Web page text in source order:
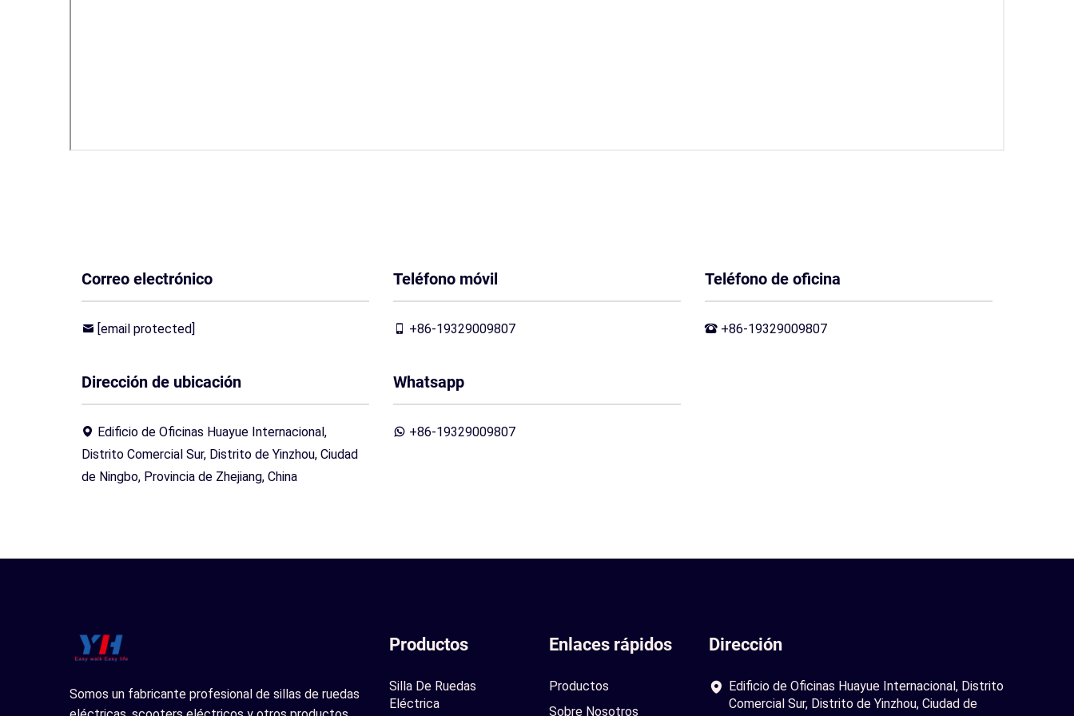
Correo electrónico
[email protected]
Teléfono móvil
+86-19329009807
Teléfono de oficina
+86-19329009807
Dirección de ubicación
Edificio de Oficinas Huayue Internacional,
Distrito Comercial Sur, Distrito de Yinzhou, Ciudad
de Ningbo, Provincia de Zhejiang, China
Whatsapp
+86-19329009807
Somos un fabricante profesional de sillas de ruedas
Productos
Silla De Ruedas
Eléctrica
Enlaces rápidos
Productos
Sobre Nosotros
Dirección
Edificio de Oficinas Huayue Internacional, Distrito
Comercial Sur, Distrito de Yinzhou, Ciudad de